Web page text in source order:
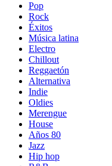
Pop
Rock
Éxitos
Música latina
Electro
Chillout
Reggaetón
Alternativa
Indie
Oldies
Merengue
House
Años 80
Jazz
Hip hop